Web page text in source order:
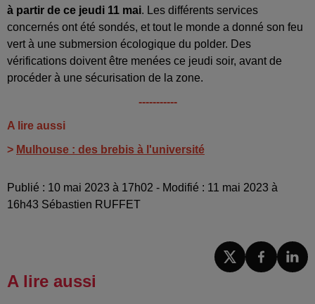
à partir de ce jeudi 11 mai. Les différents services
concernés ont été sondés, et tout le monde a donné son feu
vert à une submersion écologique du polder. Des
vérifications doivent être menées ce jeudi soir, avant de
procéder à une sécurisation de la zone.
-----------
A lire aussi
> Mulhouse : des brebis à l'université
Publié : 10 mai 2023 à 17h02 - Modifié : 11 mai 2023 à
16h43 Sébastien RUFFET
A lire aussi